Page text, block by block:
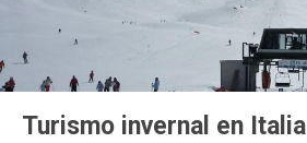
Turismo invernal en Italia